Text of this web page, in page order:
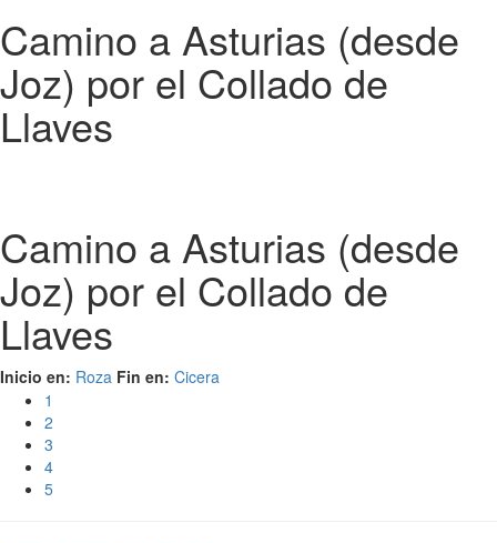
Camino a Asturias (desde
Joz) por el Collado de
Llaves
Camino a Asturias (desde
Joz) por el Collado de
Llaves
Inicio en: Roza Fin en: Cicera
1
2
3
4
5